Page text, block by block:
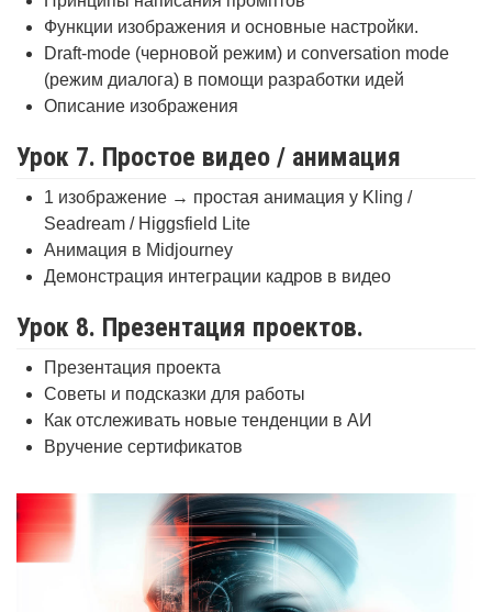
Функции изображения и основные настройки.
Draft-mode (черновой режим) и conversation mode
(режим диалога) в помощи разработки идей
Описание изображения
Урок 7. Простое видео / анимация
1 изображение → простая анимация у Kling /
Seadream / Higgsfield Lite
Анимация в Midjourney
Демонстрация интеграции кадров в видео
Урок 8. Презентация проектов.
Презентация проекта
Советы и подсказки для работы
Как отслеживать новые тенденции в АИ
Вручение сертификатов